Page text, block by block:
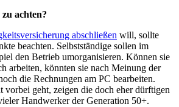
achten?
abschließen will, sollte
beachten. Selbstständige sollen im
den Betrieb umorganisieren. Können sie
arbeiten, könnten sie nach Meinung der
die Rechnungen am PC bearbeiten.
vorbei geht, zeigen die doch eher dürftigen
Handwerker der Generation 50+.